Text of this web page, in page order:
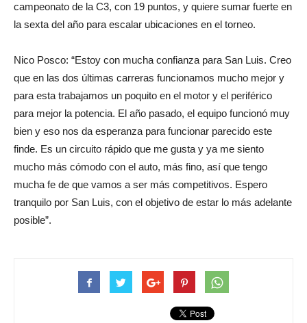
campeonato de la C3, con 19 puntos, y quiere sumar fuerte en
la sexta del año para escalar ubicaciones en el torneo.
Nico Posco: “Estoy con mucha confianza para San Luis. Creo
que en las dos últimas carreras funcionamos mucho mejor y
para esta trabajamos un poquito en el motor y el periférico
para mejor la potencia. El año pasado, el equipo funcionó muy
bien y eso nos da esperanza para funcionar parecido este
finde. Es un circuito rápido que me gusta y ya me siento
mucho más cómodo con el auto, más fino, así que tengo
mucha fe de que vamos a ser más competitivos. Espero
tranquilo por San Luis, con el objetivo de estar lo más adelante
posible”.